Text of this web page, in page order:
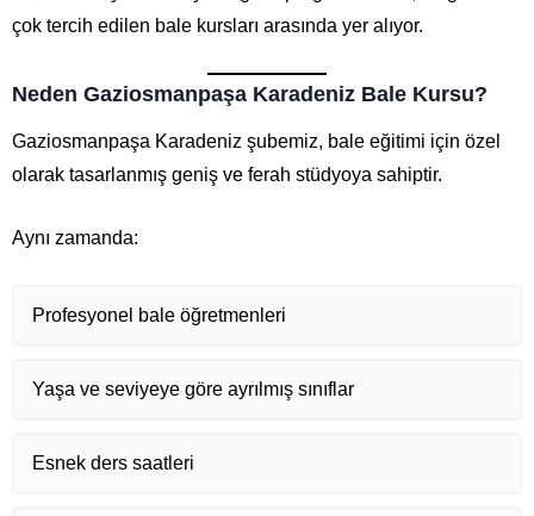
çok tercih edilen bale kursları arasında yer alıyor.
Neden Gaziosmanpaşa Karadeniz Bale Kursu?
Gaziosmanpaşa Karadeniz şubemiz, bale eğitimi için özel
olarak tasarlanmış geniş ve ferah stüdyoya sahiptir.
Aynı zamanda:
Profesyonel bale öğretmenleri
Yaşa ve seviyeye göre ayrılmış sınıflar
Esnek ders saatleri